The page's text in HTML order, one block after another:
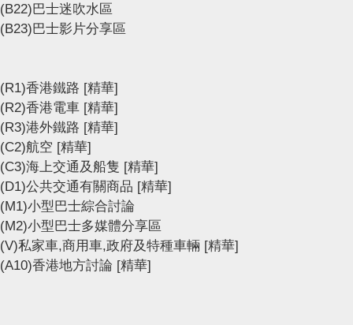
(B22)巴士迷吹水區
(B23)巴士影片分享區
(R1)香港鐵路 [精華]
(R2)香港電車 [精華]
(R3)港外鐵路 [精華]
(C2)航空 [精華]
(C3)海上交通及船隻 [精華]
(D1)公共交通有關商品 [精華]
(M1)小型巴士綜合討論
(M2)小型巴士多媒體分享區
(V)私家車,商用車,政府及特種車輛 [精華]
(A10)香港地方討論 [精華]